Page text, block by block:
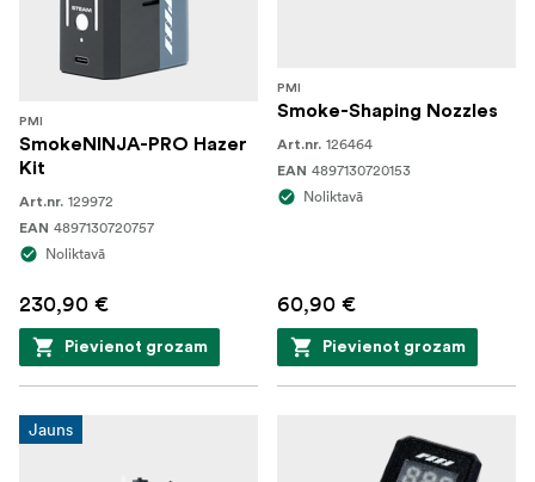
PMI
SmokeNINJA-PRO Hazer
Kit
Art.nr. 129972
EAN 4897130720757
Noliktavā
230,90 €
Pievienot grozam
PMI
Smoke-Shaping Nozzles
Art.nr. 126464
EAN 4897130720153
Noliktavā
60,90 €
Pievienot grozam
Jauns